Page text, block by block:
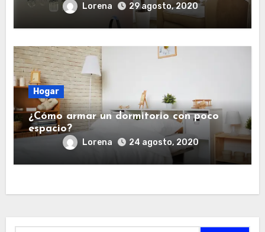
Lorena 29 agosto, 2020
Hogar
¿Cómo armar un dormitorio con poco
espacio?
Lorena 24 agosto, 2020